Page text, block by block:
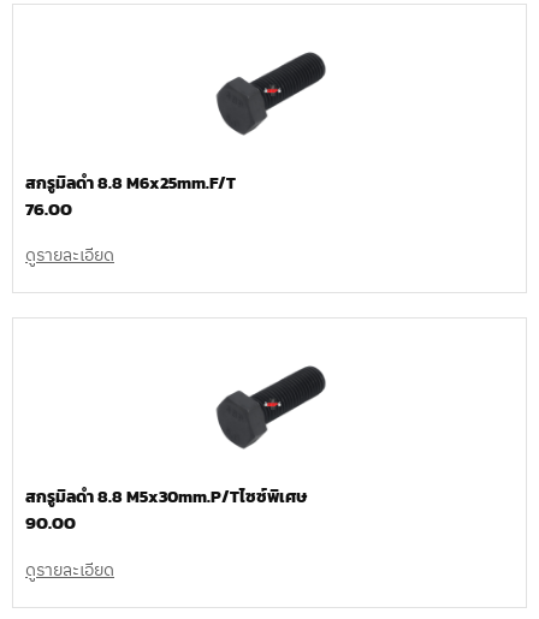
สกรูมิลดำ 8.8 M6x25mm.F/T
76.00
ดูรายละเอียด
สกรูมิลดำ 8.8 M5x30mm.P/Tไซซ์พิเศษ
90.00
ดูรายละเอียด